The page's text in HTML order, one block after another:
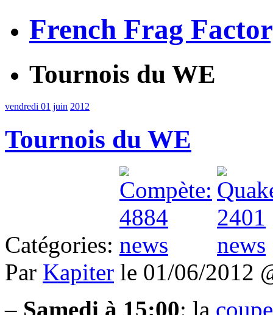
French Frag
Tournois du WE
vendredi 01 juin 2012
Tournois du WE
Catégories:
Par Kapiter le 01/06/2012
– Samedi à 15:00: la